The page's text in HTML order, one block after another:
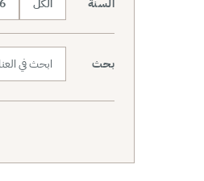
السنة الكل
بحث